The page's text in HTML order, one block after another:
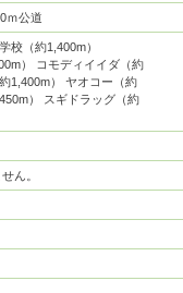
ｍ公道
校（約1,400m）
） コモディイイダ（約
1,400m） ヤオコー（約
） スギドラッグ（約
ん。